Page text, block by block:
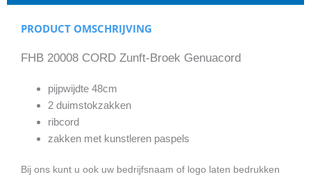
PRODUCT OMSCHRIJVING
FHB 20008 CORD Zunft-Broek Genuacord
pijpwijdte 48cm
2 duimstokzakken
ribcord
zakken met kunstleren paspels
Bij ons kunt u ook uw bedrijfsnaam of logo laten bedrukken